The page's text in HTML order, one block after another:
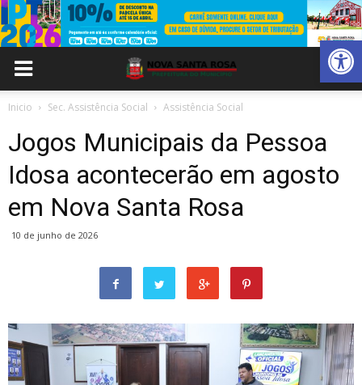
Abrir
Inicio Sec. Assistência Social Assistência Social
Jogos Municipais da Pessoa
Idosa acontecerão em agosto
em Nova Santa Rosa
10 de junho de 2026